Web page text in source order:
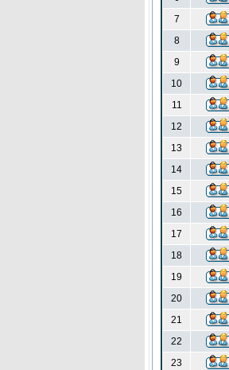
7
8
9
10
11
12
13
14
15
16
17
18
19
20
21
22
23